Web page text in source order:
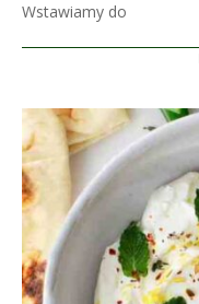
Wstawiamy do